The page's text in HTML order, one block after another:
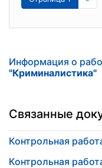
Информация о
"Криминалистика"
Связанные
Контрольная
Контрольная